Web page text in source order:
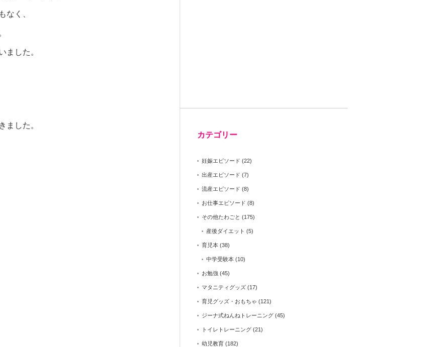
なく、
ました。
ました。
カテゴリー
妊娠エピソード (22)
出産エピソード (7)
流産エピソード (8)
お仕事エピソード (8)
その他たわごと (175)
産後ダイエット (5)
育児本 (38)
中学受験本 (10)
お勉強 (45)
マタニティグッズ (17)
育児グッズ・おもちゃ (121)
ジーナ式ねんねトレーニング (45)
トイレトレーニング (21)
幼児教育 (182)